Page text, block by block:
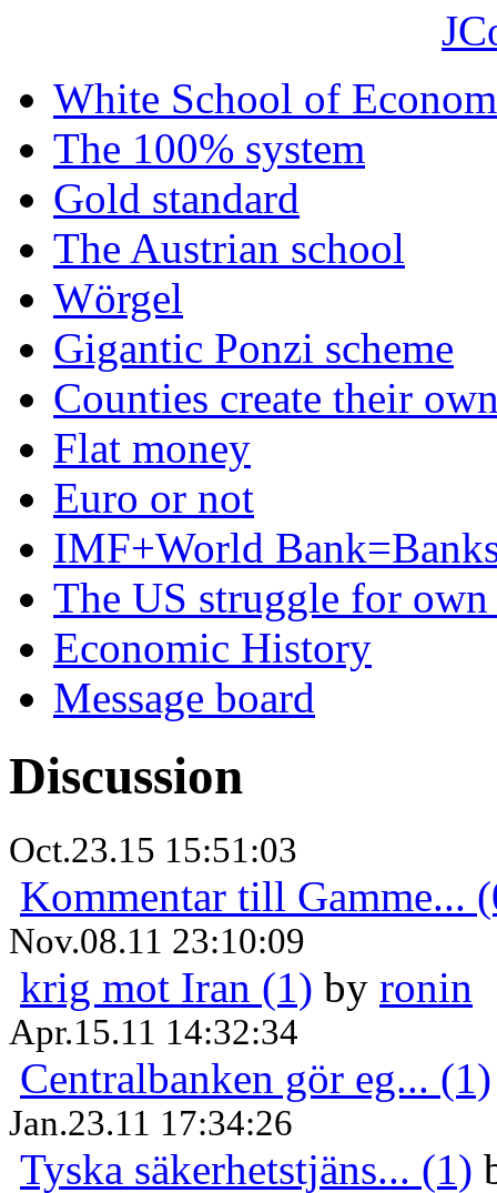
White School of
The 100% system
Gold standard
The Austrian school
Wörgel
Gigantic Ponzi scheme
Counties create their
Flat money
Euro or not
IMF+World
The US struggle for
Economic History
Message board
Discussion
Oct.23.15 15:51:03
Kommentar till Gamme...
Nov.08.11 23:10:09
krig mot Iran (1) by ronin
Apr.15.11 14:32:34
Centralbanken gör eg... (1)
Jan.23.11 17:34:26
Tyska säkerhetstjäns... (1)